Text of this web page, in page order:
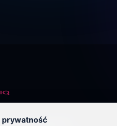
dla wymagających.
prywatność